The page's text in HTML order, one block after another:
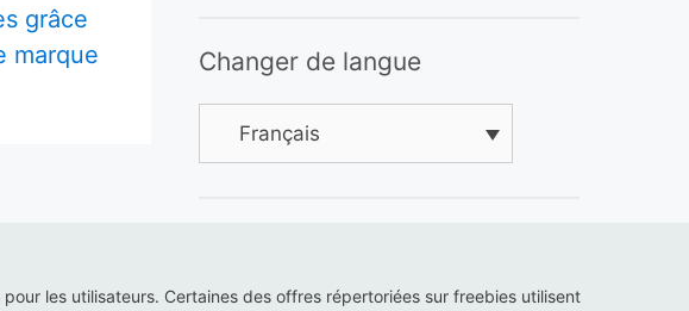
grâce
marque
Changer de langue
Français
les utilisateurs. Certaines des offres répertoriées sur freebies utilisent